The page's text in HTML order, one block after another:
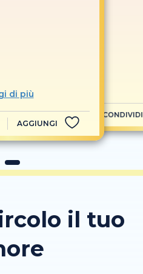
di più
AGGIUNGI
CONDIVIDI
il tuo